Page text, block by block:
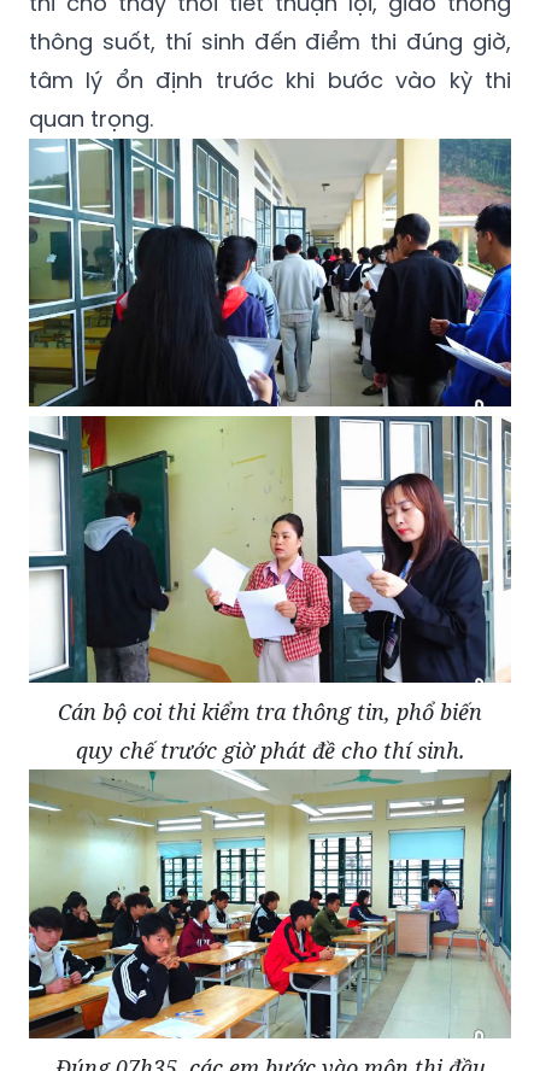
thông suốt, thí sinh đến điểm thi đúng giờ,
tâm lý ổn định trước khi bước vào kỳ thi
quan trọng.
Cán bộ coi thi kiểm tra thông tin, phổ biến
quy chế trước giờ phát đề cho thí sinh.